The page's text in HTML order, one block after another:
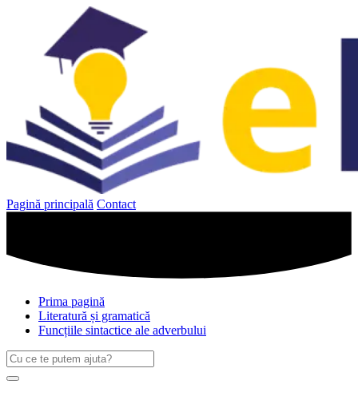
Pagină principală Contact
Prima pagină
Literatură și gramatică
Funcțiile sintactice ale adverbului
Caută
după:
Search